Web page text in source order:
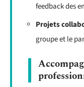
feedback des
Projets
groupe et le